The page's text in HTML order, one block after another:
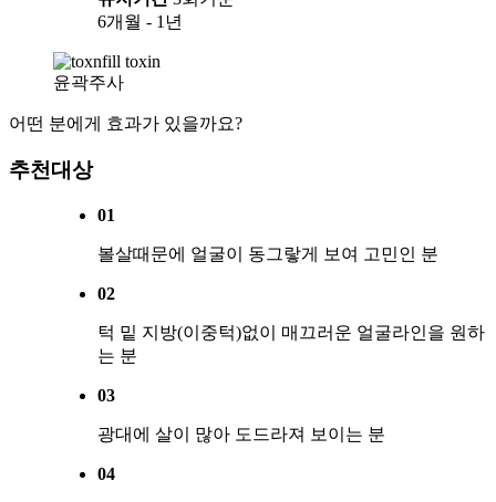
6개월 - 1년
윤곽주사
어떤 분에게 효과가 있을까요?
추천대상
01
볼살때문에 얼굴이 동그랗게 보여 고민인 분
02
턱 밑 지방(이중턱)없이 매끄러운 얼굴라인을 원하
는 분
03
광대에 살이 많아 도드라져 보이는 분
04